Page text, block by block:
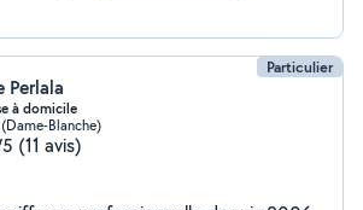
Particulier
Perlala
à domicile
Blanche)
(11 avis)